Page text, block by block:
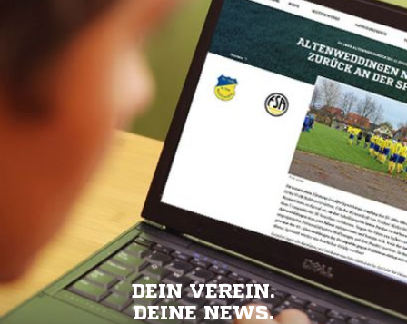
DEIN VEREIN.
DEINE NEWS.